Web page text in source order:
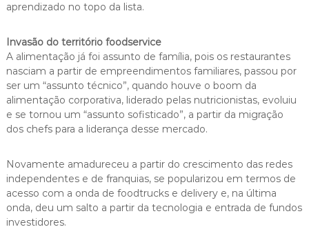
aprendizado no topo da lista.
Invasão do território foodservice
A alimentação já foi assunto de família, pois os restaurantes
nasciam a partir de empreendimentos familiares, passou por
ser um “assunto técnico”, quando houve o boom da
alimentação corporativa, liderado pelas nutricionistas, evoluiu
e se tornou um “assunto sofisticado”, a partir da migração
dos chefs para a liderança desse mercado.
Novamente amadureceu a partir do crescimento das redes
independentes e de franquias, se popularizou em termos de
acesso com a onda de foodtrucks e delivery e, na última
onda, deu um salto a partir da tecnologia e entrada de fundos
investidores.